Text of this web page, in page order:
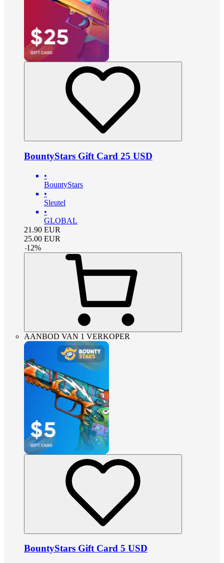
BountyStars Gift Card 25 USD
•
BountyStars
•
Sleutel
•
GLOBAL
21.90 EUR
25.00 EUR
-12%
AANBOD VAN 1 VERKOPER
BountyStars Gift Card 5 USD